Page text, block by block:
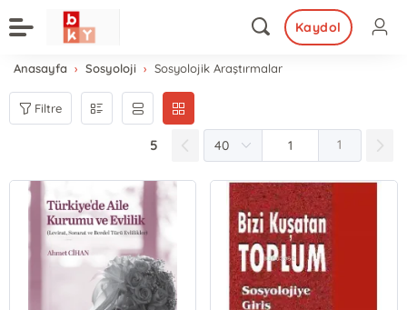
Kaydol
Anasayfa Sosyoloji Sosyolojik Araştırmalar
Filtre
5 1